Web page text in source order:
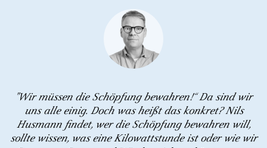
"Wir müssen die Schöpfung bewahren!“ Da sind wir
uns alle einig. Doch was heißt das konkret? Nils
Husmann findet, wer die Schöpfung bewahren will,
sollte wissen, was eine Kilowattstunde ist oder wie wir